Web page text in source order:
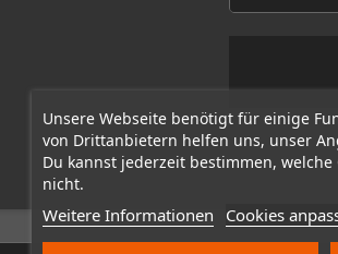
Unsere Webseite benötigt für einige
von Drittanbietern helfen uns, unser
Du kannst jederzeit bestimmen,
nicht.
Weitere Informationen Cookies